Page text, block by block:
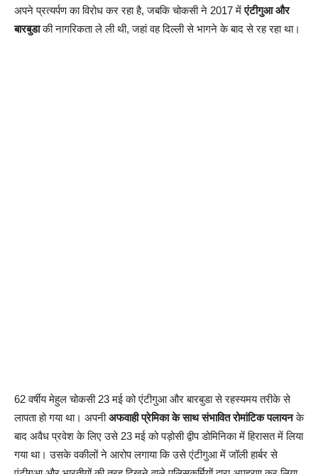
अपने प्रत्यर्पण का विरोध कर रहा है, जबकि चोकसी ने 2017 मेंएंटीगुआ और
बारबुडाकी नागरिकता ले ली थी, जहां वह दिल्ली से भागने के बाद से रह रहा था।
62 वर्षीय मेहुल चोकसी 23 मई को एंटीगुआ और बारबुडा से रहस्यमय तरीके से
लापता हो गया था। अपनीअफवाही प्रेमिका के साथ संभावित रोमांटिक पलायनके
बाद अवैध प्रवेश के लिए उसे 23 मई को पड़ोसी द्वीप डोमिनिका में हिरासत में लिया
गया था। उसके वकीलों ने आरोप लगाया कि उसे एंटीगुआ में जॉली हार्बर से